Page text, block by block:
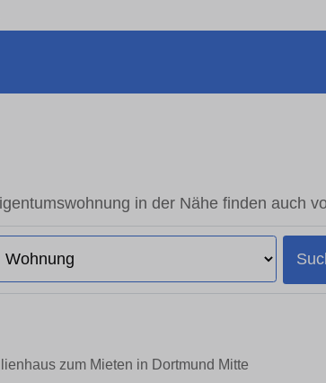
in der Nähe finden auch
zum Mieten in Dortmund Mitte